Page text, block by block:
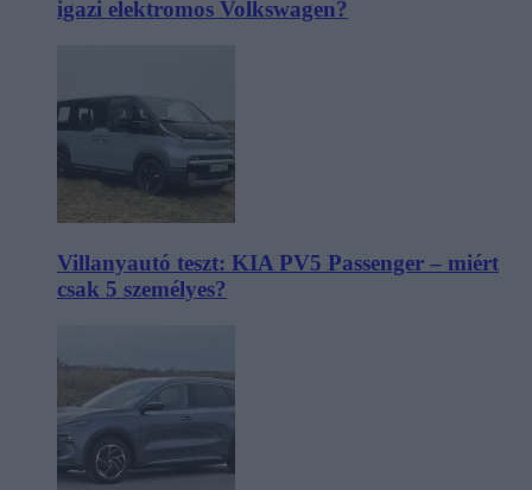
igazi elektromos Volkswagen?
Villanyautó teszt: KIA PV5 Passenger – miért
csak 5 személyes?